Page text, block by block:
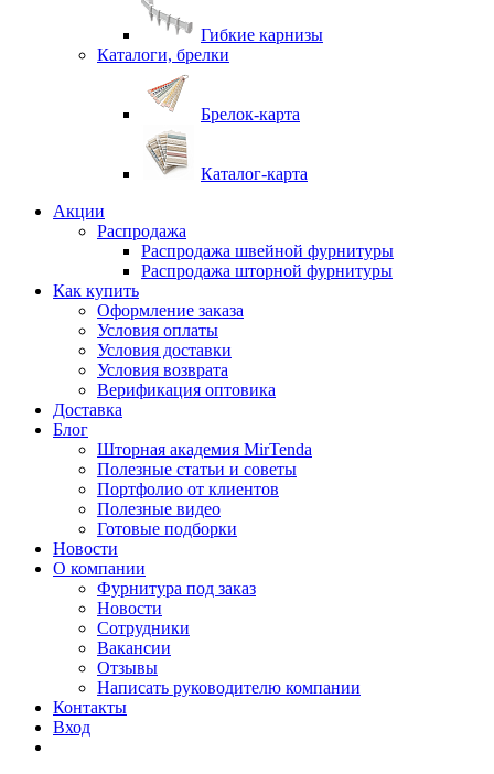
Гибкие карнизы
Каталоги, брелки
Брелок-карта
Каталог-карта
Акции
Распродажа
Распродажа швейной фурнитуры
Распродажа шторной фурнитуры
Как купить
Оформление заказа
Условия оплаты
Условия доставки
Условия возврата
Верификация оптовика
Доставка
Блог
Шторная академия MirTenda
Полезные статьи и советы
Портфолио от клиентов
Полезные видео
Готовые подборки
Новости
О компании
Фурнитура под заказ
Новости
Сотрудники
Вакансии
Отзывы
Написать руководителю компании
Контакты
Вход